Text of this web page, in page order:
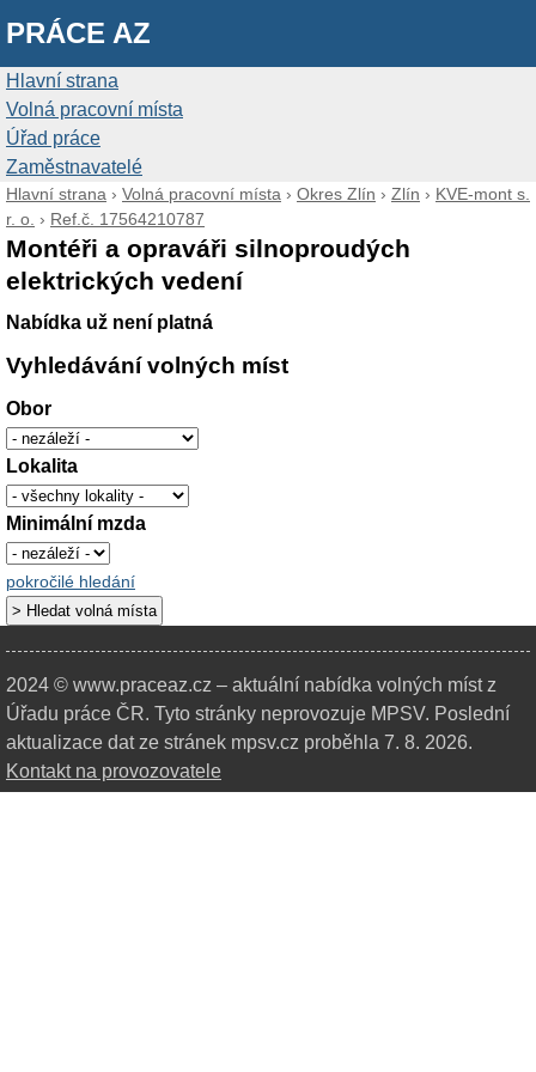
PRÁCE AZ
Hlavní strana
Volná pracovní místa
Úřad práce
Zaměstnavatelé
Hlavní strana › Volná pracovní místa › Okres Zlín › Zlín › KVE-mont s.
r. o. › Ref.č. 17564210787
Montéři a opraváři silnoproudých
elektrických vedení
Nabídka už není platná
Vyhledávání volných míst
Obor
Lokalita
Minimální mzda
pokročilé hledání
2024 © www.praceaz.cz – aktuální nabídka volných míst z
Úřadu práce ČR. Tyto stránky neprovozuje MPSV. Poslední
aktualizace dat ze stránek mpsv.cz proběhla 7. 8. 2026.
Kontakt na provozovatele